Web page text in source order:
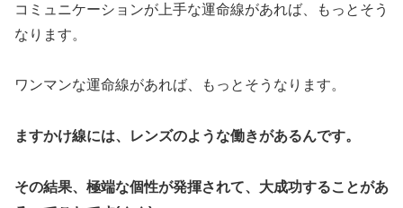
コミュニケーションが上手な運命線があれば、もっとそう
なります。
ワンマンな運命線があれば、もっとそうなります。
ますかけ線には、レンズのような働きがあるんです。
その結果、極端な個性が発揮されて、大成功することがあ